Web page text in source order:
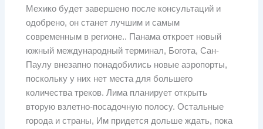
Мехико будет завершено после консультаций и
одобрено, он станет лучшим и самым
современным в регионе.. Панама откроет новый
южный международный терминал, Богота, Сан-
Паулу внезапно понадобились новые аэропорты,
поскольку у них нет места для большего
количества треков. Лима планирует открыть
вторую взлетно-посадочную полосу. Остальные
города и страны, Им придется дольше ждать, пока